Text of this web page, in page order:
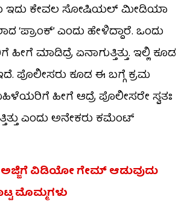
ಇದು ಕೇವಲ ಸೋಷಿಯಲ್ ಮೀಡಿಯಾ
‘ಪ್ರಾಂಕ್’ ಎಂದು ಹೇಳಿದ್ದಾರೆ. ಒಂದು
ಮಾಡಿದ್ರೆ ಏನಾಗುತ್ತಿತ್ತು. ಇಲ್ಲಿ ಕೂಡ
ಪೊಲೀಸರು ಕೂಡ ಈ ಬಗ್ಗೆ ಕ್ರಮ
ಹೀಗೆ ಆದ್ರೆ ಪೊಲೀಸರೇ ಸ್ವತಃ
ಎಂದು ಅನೇಕರು ಕಮೆಂಟ್​
ಅಜ್ಜಿಗೆ ವಿಡಿಯೋ ಗೇಮ್ ಆಡುವುದು
ಮೊಮ್ಮಗಳು